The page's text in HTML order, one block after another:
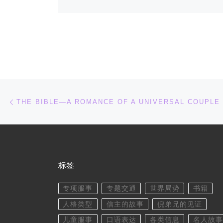
文章导航
THE BIBLE—A ROMANCE OF A UNIVERSAL COUPLE
标签
专项服事 专题交通 世界局势 书籍
人格类型 信主的故事 倪弟兄的见证
儿童服事 口语表达 各类信息 名人故事